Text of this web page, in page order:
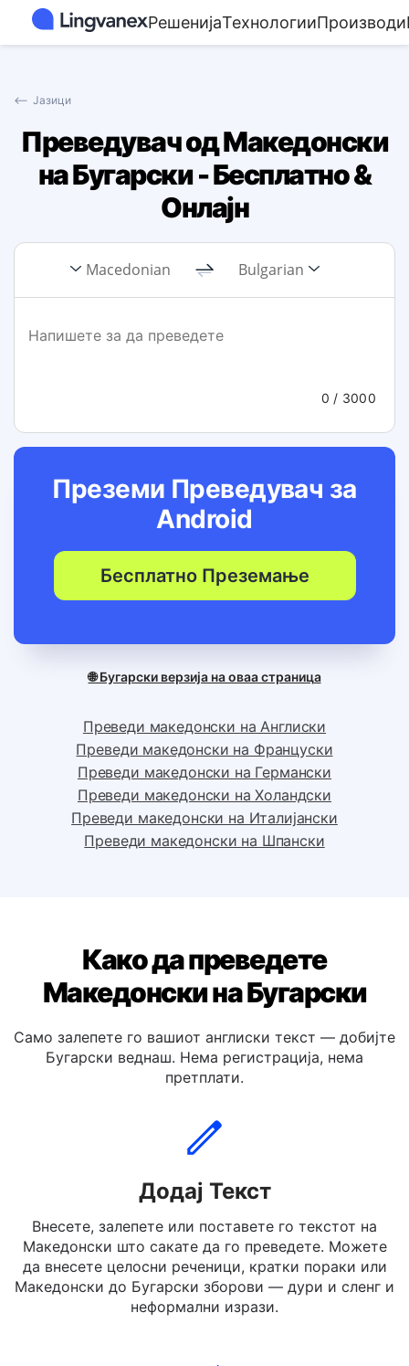
РешенијаТехнологииПроизводи
⟵ Јазици
Преведувач од Македонски
на Бугарски - Бесплатно &
Онлајн
Macedonian Bulgarian
0 / 3000
Преземи Преведувач за
Android
Бесплатно Преземање
🌐 Бугарски верзија на оваа страница
Преведи македонски на Англиски
Преведи македонски на Француски
Преведи македонски на Германски
Преведи македонски на Холандски
Како да преведете
Македонски на Бугарски
Само залепете го вашиот англиски текст — добијте
претплати.
Додај Текст
Внесете, залепете или поставете го текстот на
Македонски што сакате да го преведете. Можете
да внесете целосни реченици, кратки пораки или